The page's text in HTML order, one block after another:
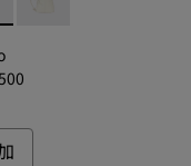
バッグ
トートバッグ
- B1348-917 - アル